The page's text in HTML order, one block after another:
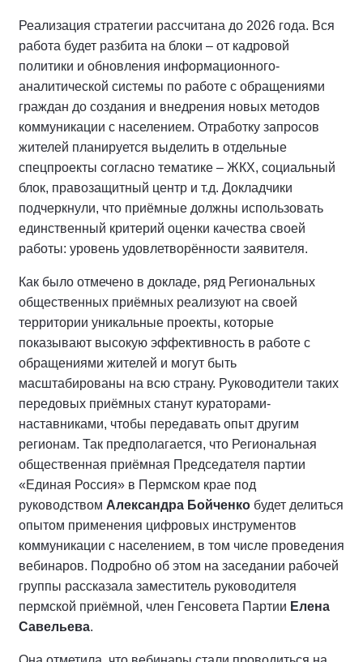
Реализация стратегии рассчитана до 2026 года. Вся
работа будет разбита на блоки – от кадровой
политики и обновления информационного-
аналитической системы по работе с обращениями
граждан до создания и внедрения новых методов
коммуникации с населением. Отработку запросов
жителей планируется выделить в отдельные
спецпроекты согласно тематике – ЖКХ, социальный
блок, правозащитный центр и т.д. Докладчики
подчеркнули, что приёмные должны использовать
единственный критерий оценки качества своей
работы: уровень удовлетворённости заявителя.
Как было отмечено в докладе, ряд Региональных
общественных приёмных реализуют на своей
территории уникальные проекты, которые
показывают высокую эффективность в работе с
обращениями жителей и могут быть
масштабированы на всю страну. Руководители таких
передовых приёмных станут кураторами-
наставниками, чтобы передавать опыт другим
регионам. Так предполагается, что Региональная
общественная приёмная Председателя партии
«Единая Россия» в Пермском крае под
руководством Александра Бойченко будет делиться
опытом применения цифровых инструментов
коммуникации с населением, в том числе проведения
вебинаров. Подробно об этом на заседании рабочей
группы рассказала заместитель руководителя
пермской приёмной, член Генсовета Партии Елена
Савельева.